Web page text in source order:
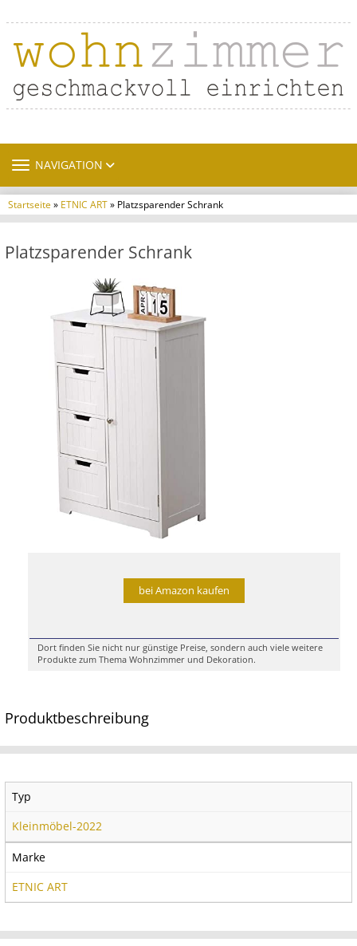
TOGGLE NAVIGATION
NAVIGATION
Startseite» ETNIC ART» Platzsparender Schrank
Platzsparender Schrank
bei Amazon kaufen
Dort finden Sie nicht nur günstige Preise, sondern auch viele weitere
Produkte zum Thema Wohnzimmer und Dekoration.
Produktbeschreibung
Typ
Kleinmöbel-2022
Marke
ETNIC ART